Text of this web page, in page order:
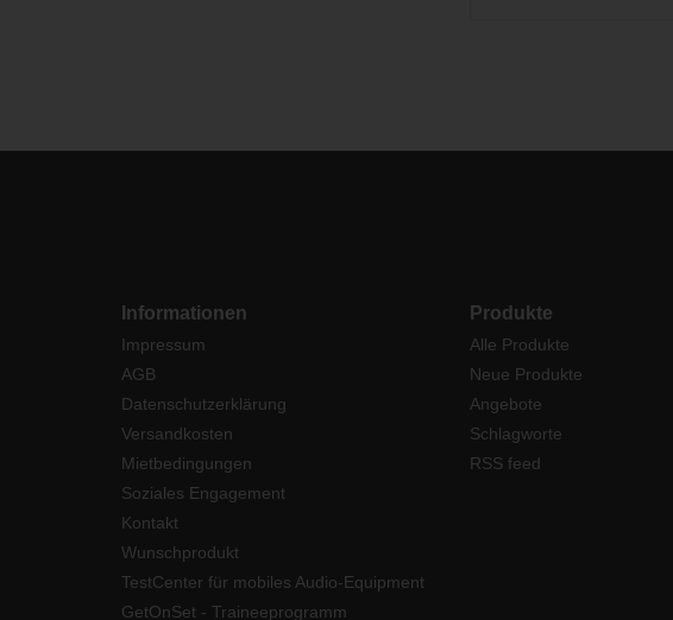
Informationen
Impressum
AGB
Datenschutzerklärung
Versandkosten
Mietbedingungen
Soziales Engagement
Kontakt
Wunschprodukt
TestCenter für mobiles Audio-Equipment
GetOnSet - Traineeprogramm
Produkte
Alle Produkte
Neue Produkte
Angebote
Schlagworte
RSS feed